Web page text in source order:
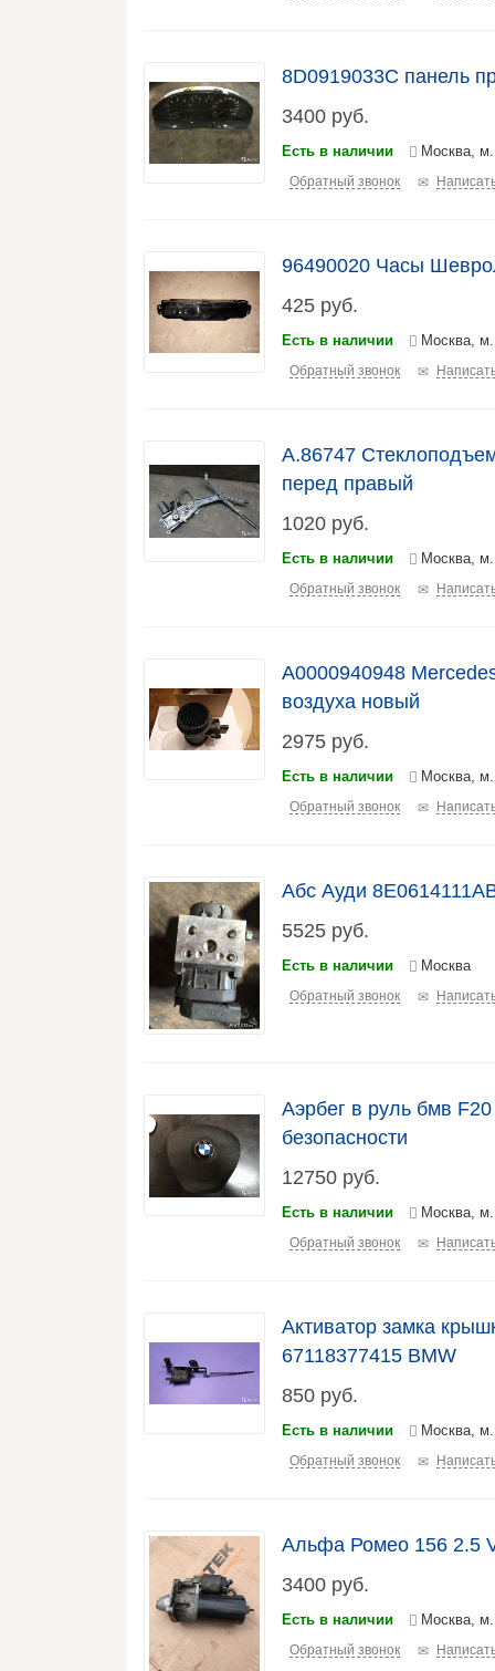
8D0919033C панель
3400 руб.
Есть в наличии Москва,
Обратный звонок
96490020 Часы
425 руб.
Есть в наличии Москва,
Обратный звонок
А.86747
перед правый
1020 руб.
Есть в наличии Москва, м.
Обратный звонок
A0000940948
воздуха новый
2975 руб.
Есть в наличии Москва,
Обратный звонок
Абс Ауди
5525 руб.
Есть в наличии Москва
Обратный звонок
Аэрбег в руль бмв
безопасности
12750 руб.
Есть в наличии Москва,
Обратный звонок
Активатор замка
67118377415 BMW
850 руб.
Есть в наличии Москва,
Обратный звонок
Альфа Ромео 156 2.5
3400 руб.
Есть в наличии Москва,
Обратный звонок